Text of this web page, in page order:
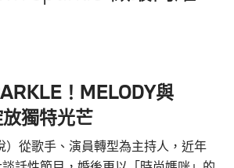
！MELODY與
獨特光芒
）從歌手、演員轉型為主持人，近年